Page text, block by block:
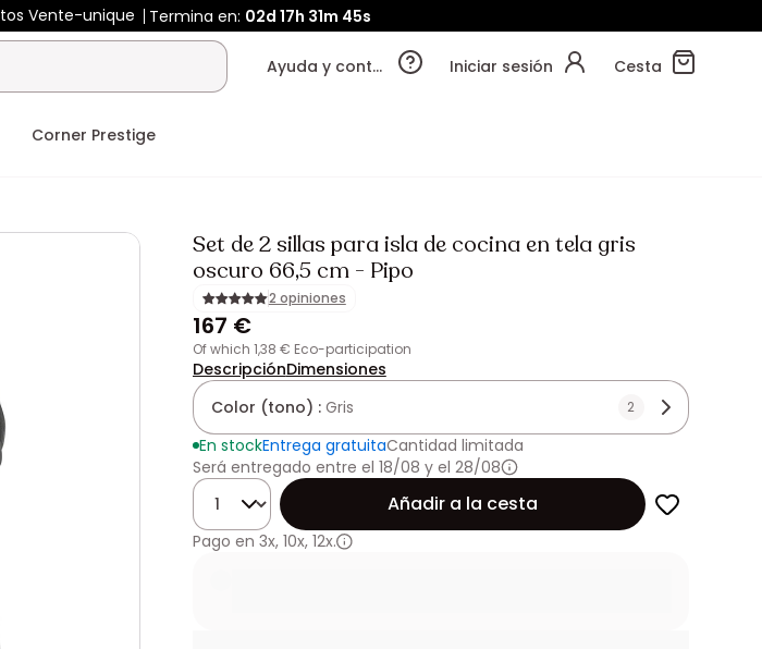
Vente-unique Termina en: 02d 17h 31m 42s
Ayuda y contacto Iniciar sesión Cesta
Corner Prestige
Set de 2 sillas para isla de cocina en tela gris
oscuro 66,5 cm - Pipo
2 opiniones
167 €
of which 1,38 € Eco-participation
DescripciónDimensiones
Color (tono) : Gris 2
En stockEntrega gratuitaCantidad limitada
Será entregado entre el 18/08 y el 28/08
Cantidad
Añadir a la cesta
Pago en 3x, 10x, 12x.